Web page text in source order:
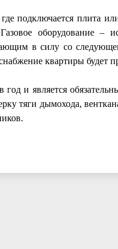
подключается плита
оборудование –
в силу со
квартиры будет
и является
тяги дымохода,